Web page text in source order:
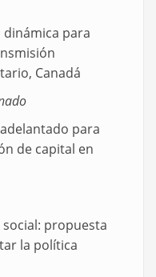
para
Canadá
para
de capital en
propuesta
la política